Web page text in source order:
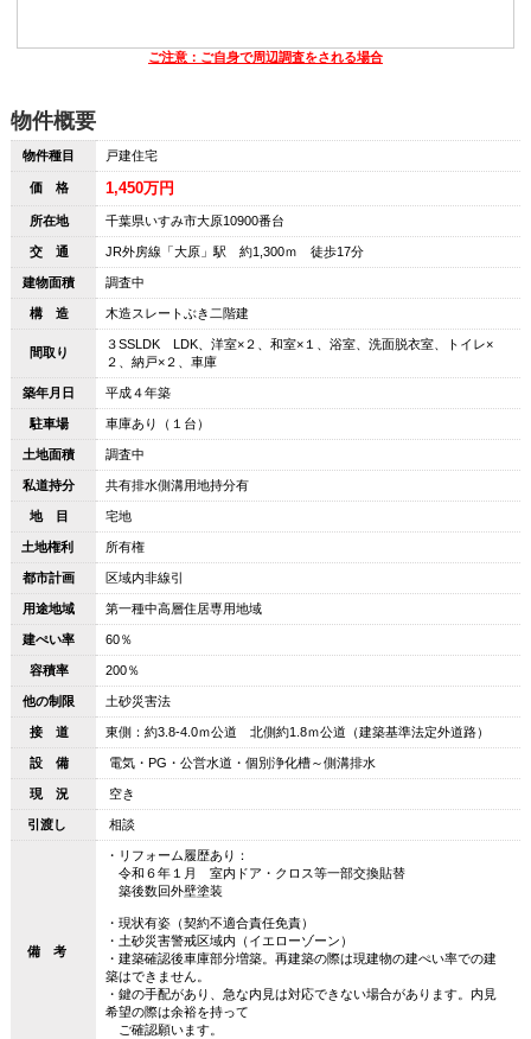
ご注意：ご自身で周辺調査をされる場合
物件概要
物件種目 戸建住宅
価 格 1,450万円
所在地 千葉県いすみ市大原10900番台
交 通 JR外房線「大原」駅 約1,300ｍ 徒歩17分
建物面積 調査中
構 造 木造スレートぶき二階建
間取り
３SSLDK LDK、洋室×２、和室×１、浴室、洗面脱衣室、トイレ×
２、納戸×２、車庫
築年月日 平成４年築
駐車場 車庫あり（１台）
土地面積 調査中
私道持分 共有排水側溝用地持分有
地 目 宅地
土地権利 所有権
都市計画 区域内非線引
用途地域 第一種中高層住居専用地域
建ぺい率 60％
容積率 200％
他の制限 土砂災害法
接 道 東側：約3.8-4.0ｍ公道 北側約1.8ｍ公道（建築基準法定外道路）
設 備 電気・PG・公営水道・個別浄化槽～側溝排水
現 況 空き
引渡し 相談
備 考
・リフォーム履歴あり：
令和６年１月 室内ドア・クロス等一部交換貼替
築後数回外壁塗装
・現状有姿（契約不適合責任免責）
・土砂災害警戒区域内（イエローゾーン）
・建築確認後車庫部分増築。再建築の際は現建物の建ぺい率での建
築はできません。
・鍵の手配があり、急な内見は対応できない場合があります。内見
希望の際は余裕を持って
ご確認願います。